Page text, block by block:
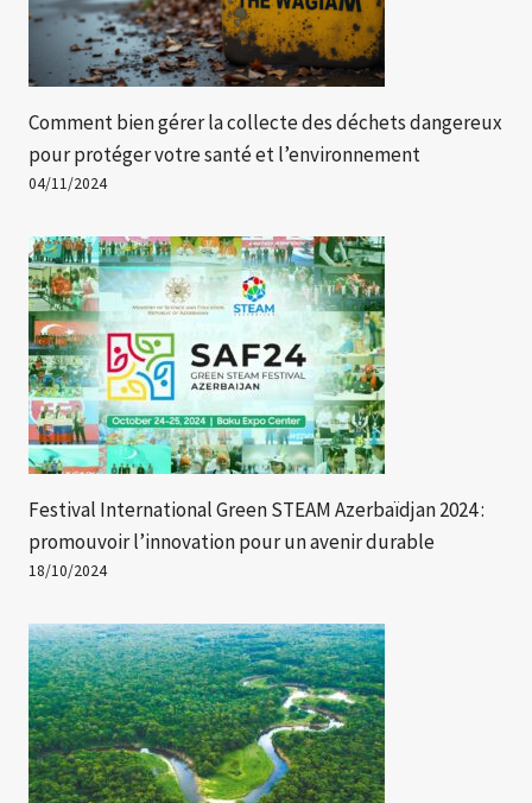
Comment bien gérer la collecte des déchets dangereux
pour protéger votre santé et l’environnement
04/11/2024
Festival International Green STEAM Azerbaïdjan 2024 :
promouvoir l’innovation pour un avenir durable
18/10/2024